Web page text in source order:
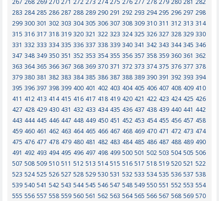
267 268 269 270 271 272 273 274 275 276 277 278 279 280 281 282
283 284 285 286 287 288 289 290 291 292 293 294 295 296 297 298
299 300 301 302 303 304 305 306 307 308 309 310 311 312 313 314
315 316 317 318 319 320 321 322 323 324 325 326 327 328 329 330
331 332 333 334 335 336 337 338 339 340 341 342 343 344 345 346
347 348 349 350 351 352 353 354 355 356 357 358 359 360 361 362
363 364 365 366 367 368 369 370 371 372 373 374 375 376 377 378
379 380 381 382 383 384 385 386 387 388 389 390 391 392 393 394
395 396 397 398 399 400 401 402 403 404 405 406 407 408 409 410
411 412 413 414 415 416 417 418 419 420 421 422 423 424 425 426
427 428 429 430 431 432 433 434 435 436 437 438 439 440 441 442
443 444 445 446 447 448 449 450 451 452 453 454 455 456 457 458
459 460 461 462 463 464 465 466 467 468 469 470 471 472 473 474
475 476 477 478 479 480 481 482 483 484 485 486 487 488 489 490
491 492 493 494 495 496 497 498 499 500 501 502 503 504 505 506
507 508 509 510 511 512 513 514 515 516 517 518 519 520 521 522
523 524 525 526 527 528 529 530 531 532 533 534 535 536 537 538
539 540 541 542 543 544 545 546 547 548 549 550 551 552 553 554
555 556 557 558 559 560 561 562 563 564 565 566 567 568 569 570